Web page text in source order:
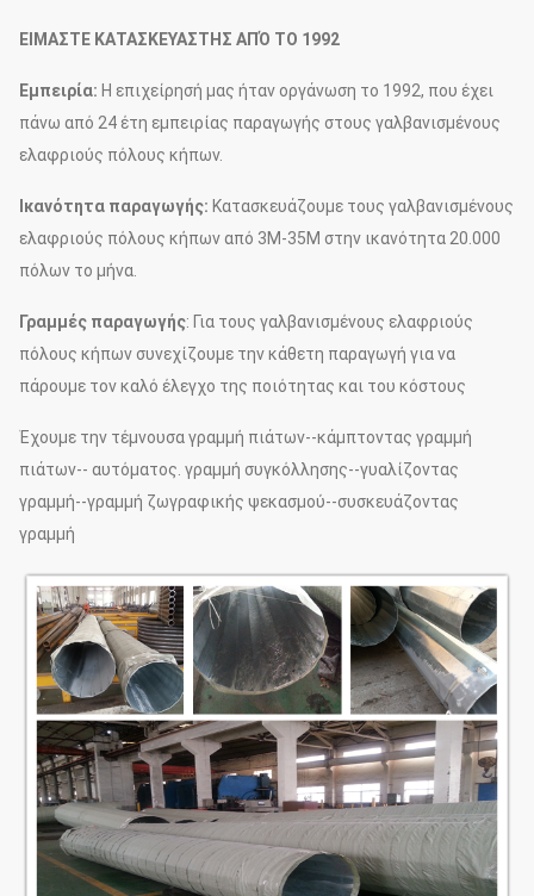
ΕΙΜΑΣΤΕ ΚΑΤΑΣΚΕΥΑΣΤΗΣ ΑΠΌ ΤΟ 1992
Εμπειρία: Η επιχείρησή μας ήταν οργάνωση το 1992, που έχει
πάνω από 24 έτη εμπειρίας παραγωγής στους γαλβανισμένους
ελαφριούς πόλους κήπων.
Ικανότητα παραγωγής: Κατασκευάζουμε τους γαλβανισμένους
ελαφριούς πόλους κήπων από 3M-35M στην ικανότητα 20.000
πόλων το μήνα.
Γραμμές παραγωγής: Για τους γαλβανισμένους ελαφριούς
πόλους κήπων συνεχίζουμε την κάθετη παραγωγή για να
πάρουμε τον καλό έλεγχο της ποιότητας και του κόστους
Έχουμε την τέμνουσα γραμμή πιάτων--κάμπτοντας γραμμή
πιάτων-- αυτόματος. γραμμή συγκόλλησης--γυαλίζοντας
γραμμή--γραμμή ζωγραφικής ψεκασμού--συσκευάζοντας
γραμμή